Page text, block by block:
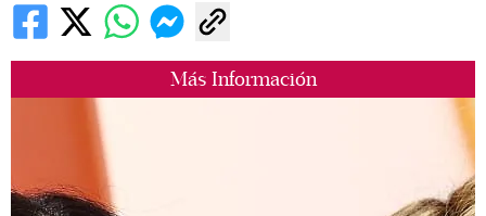
Más Información